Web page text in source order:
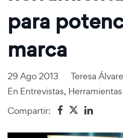
para
marca
29 Ago 2013
Teresa
En Entrevistas,
Compartir: